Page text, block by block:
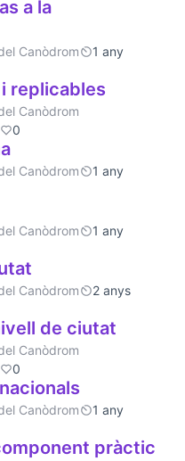
a la
Canòdrom
1 any
replicables
Canòdrom
0
Canòdrom
1 any
Canòdrom
1 any
Canòdrom
2 anys
de ciutat
Canòdrom
0
Canòdrom
1 any
pràctic